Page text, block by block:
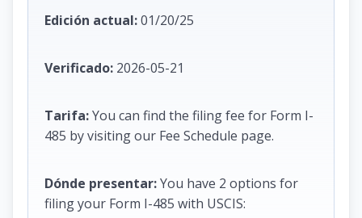
Edición actual:01/20/25
Verificado: 2026-05-21
Tarifa:You can find the filing fee for Form I-
485 by visiting our Fee Schedule page.
Dónde presentar:You have 2 options for
filing your Form I-485 with USCIS: